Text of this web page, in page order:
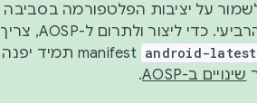
ולשמור על יציבות הפלטפורמה בסביבה
העסקית, נפרסם קוד מקור ב-AOSP ברבעון השני וברבעון הרביעי. כדי ליצור ולתרום ל-AOSP, צריך
android-
manifest תמיד יפנה
שינויים ב-AOSP .